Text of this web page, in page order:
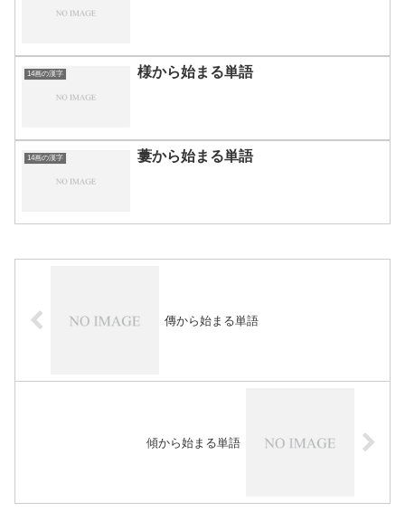
14画の漢字 様から始まる単語
14画の漢字 蔞から始まる単語
傳から始まる単語
傾から始まる単語